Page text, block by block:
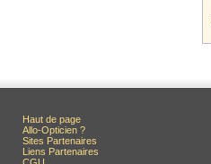
Haut de page
Allo-Opticien ?
Sites Partenaires
Liens Partenaires